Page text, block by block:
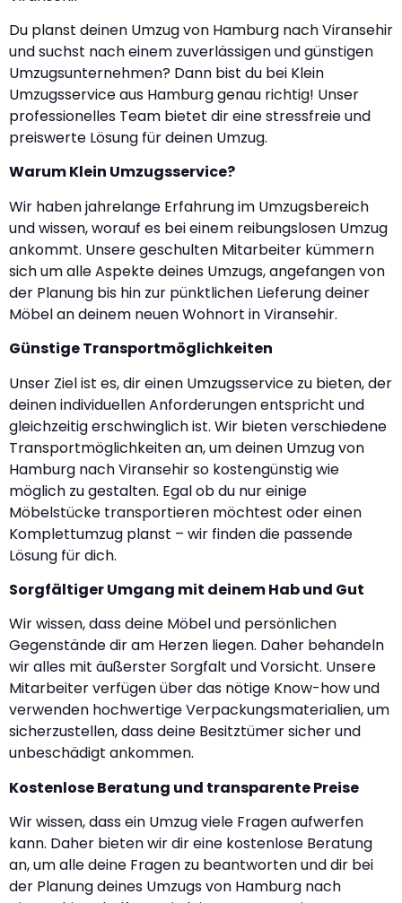
Du planst deinen Umzug von Hamburg nach Viransehir
und suchst nach einem zuverlässigen und günstigen
Umzugsunternehmen? Dann bist du bei Klein
Umzugsservice aus Hamburg genau richtig! Unser
professionelles Team bietet dir eine stressfreie und
preiswerte Lösung für deinen Umzug.
Warum Klein Umzugsservice?
Wir haben jahrelange Erfahrung im Umzugsbereich
und wissen, worauf es bei einem reibungslosen Umzug
ankommt. Unsere geschulten Mitarbeiter kümmern
sich um alle Aspekte deines Umzugs, angefangen von
der Planung bis hin zur pünktlichen Lieferung deiner
Möbel an deinem neuen Wohnort in Viransehir.
Günstige Transportmöglichkeiten
Unser Ziel ist es, dir einen Umzugsservice zu bieten, der
deinen individuellen Anforderungen entspricht und
gleichzeitig erschwinglich ist. Wir bieten verschiedene
Transportmöglichkeiten an, um deinen Umzug von
Hamburg nach Viransehir so kostengünstig wie
möglich zu gestalten. Egal ob du nur einige
Möbelstücke transportieren möchtest oder einen
Komplettumzug planst – wir finden die passende
Lösung für dich.
Sorgfältiger Umgang mit deinem Hab und Gut
Wir wissen, dass deine Möbel und persönlichen
Gegenstände dir am Herzen liegen. Daher behandeln
wir alles mit äußerster Sorgfalt und Vorsicht. Unsere
Mitarbeiter verfügen über das nötige Know-how und
verwenden hochwertige Verpackungsmaterialien, um
sicherzustellen, dass deine Besitztümer sicher und
unbeschädigt ankommen.
Kostenlose Beratung und transparente Preise
Wir wissen, dass ein Umzug viele Fragen aufwerfen
kann. Daher bieten wir dir eine kostenlose Beratung
an, um alle deine Fragen zu beantworten und dir bei
der Planung deines Umzugs von Hamburg nach